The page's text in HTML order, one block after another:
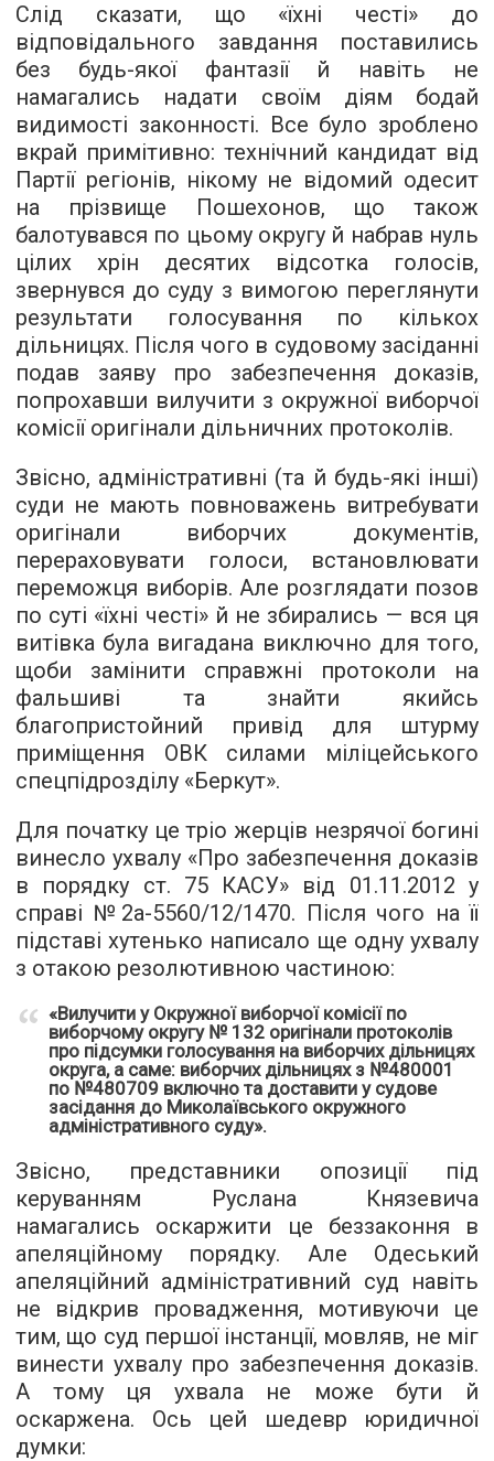
Слід сказати, що «їхні честі» до
відповідального завдання поставились
без будь-якої фантазії й навіть не
намагались надати своїм діям бодай
видимості законності. Все було зроблено
вкрай примітивно: технічний кандидат від
Партії регіонів, нікому не відомий одесит
на прізвище Пошехонов, що також
балотувався по цьому округу й набрав нуль
цілих хрін десятих відсотка голосів,
звернувся до суду з вимогою переглянути
результати голосування по кількох
дільницях. Після чого в судовому засіданні
подав заяву про забезпечення доказів,
попрохавши вилучити з окружної виборчої
комісії оригінали дільничних протоколів.
Звісно, адміністративні (та й будь-які інші)
суди не мають повноважень витребувати
оригінали виборчих документів,
перераховувати голоси, встановлювати
переможця виборів. Але розглядати позов
по суті «їхні честі» й не збирались — вся ця
витівка була вигадана виключно для того,
щоби замінити справжні протоколи на
фальшиві та знайти якийсь
благопристойний привід для штурму
приміщення ОВК силами міліцейського
спецпідрозділу «Беркут».
Для початку це тріо жерців незрячої богині
винесло ухвалу «Про забезпечення доказів
в порядку ст. 75 КАСУ» від 01.11.2012 у
справі №2а-5560/12/1470. Після чого на її
підставі хутенько написало ще одну ухвалу
з отакою резолютивною частиною:
«Вилучити у Окружної виборчої комісії по
виборчому округу № 132 оригінали протоколів
про підсумки голосування на виборчих дільницях
округа, а саме: виборчих дільницях з №480001
по №480709 включно та доставити у судове
засідання до Миколаївського окружного
адміністративного суду».
Звісно, представники опозиції під
керуванням Руслана Князевича
намагались оскаржити це беззаконня в
апеляційному порядку. Але Одеський
апеляційний адміністративний суд навіть
не відкрив провадження, мотивуючи це
тим, що суд першої інстанції, мовляв, не міг
винести ухвалу про забезпечення доказів.
А тому ця ухвала не може бути й
оскаржена. Ось цей шедевр юридичної
думки: